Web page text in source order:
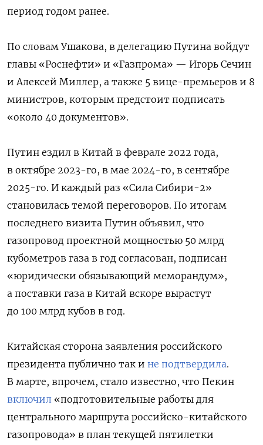
период годом ранее.
По словам Ушакова, в делегацию Путина войдут
главы «Роснефти» и «Газпрома» — Игорь Сечин
и Алексей Миллер, а также 5 вице-премьеров и 8
министров, которым предстоит подписать
«около 40 документов».
Путин ездил в Китай в феврале 2022 года,
в октябре 2023-го, в мае 2024-го, в сентябре
2025-го. И каждый раз «Сила Сибири-2»
становилась темой переговоров. По итогам
последнего визита Путин объявил, что
газопровод проектной мощностью 50 млрд
кубометров газа в год согласован, подписан
«юридически обязывающий меморандум»,
а поставки газа в Китай вскоре вырастут
до 100 млрд кубов в год.
Китайская сторона заявления российского
президента публично так и не подтвердила.
В марте, впрочем, стало известно, что Пекин
включил «подготовительные работы для
центрального маршрута российско-китайского
газопровода» в план текущей пятилетки